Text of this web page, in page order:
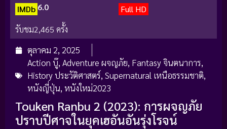
IMDb 6.0
Full HD
รับชม2,465 ครั้ง
ตุลาคม 2, 2025
Action บู๊, Adventure ผจญภัย, Fantasy จินตนาการ,
History ประวัติศาสตร์, Supernatural เหนือธรรมชาติ,
หนังญี่ปุ่น, หนังใหม่2023
Touken Ranbu 2 (2023): การผจญภัย
ปราบปีศาจในยุคเฮอันอันรุ่งโรจน์